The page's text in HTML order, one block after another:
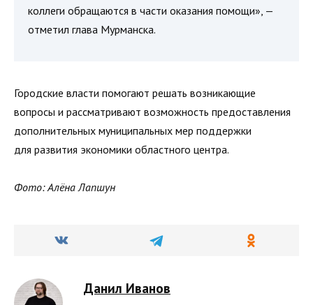
коллеги обращаются в части оказания помощи», —
отметил глава Мурманска.
Городские власти помогают решать возникающие
вопросы и рассматривают возможность предоставления
дополнительных муниципальных мер поддержки
для развития экономики областного центра.
Фото: Алёна Лапшун
Данил Иванов